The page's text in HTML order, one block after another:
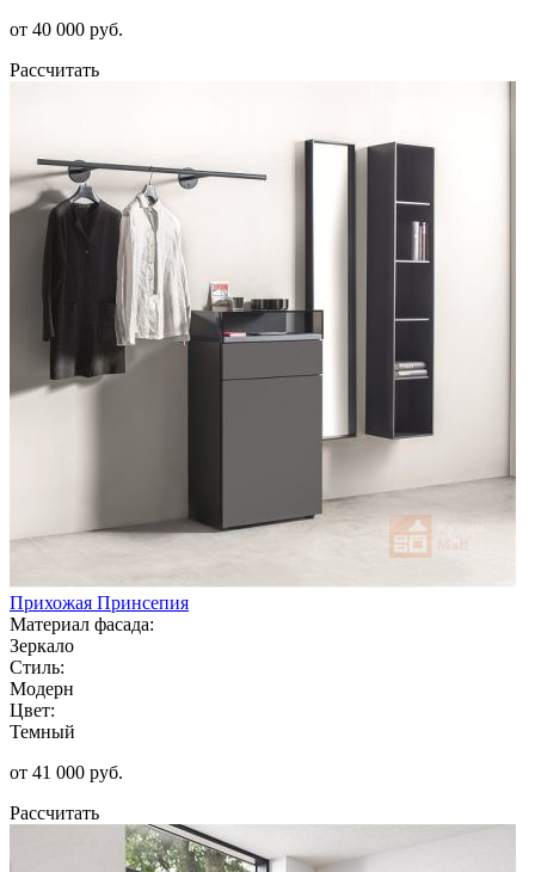
от 40 000 руб.
Рассчитать
Прихожая Принсепия
Материал фасада:
Зеркало
Стиль:
Модерн
Цвет:
Темный
от 41 000 руб.
Рассчитать